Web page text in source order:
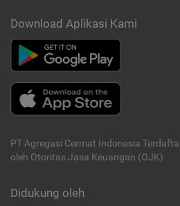
Download Aplikasi Kami
PT Agregasi Cermat Indonesia
oleh Otoritas Jasa Keuangan (OJK)
Didukung oleh